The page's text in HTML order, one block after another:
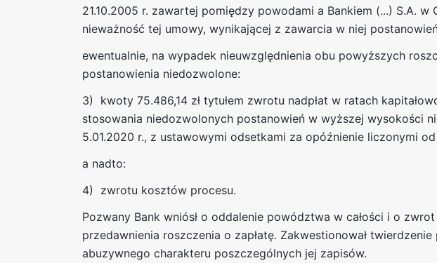
21.10.2005 r. zawartej pomiędzy powodami a Bankiem (...) S.A.
nieważność tej umowy, wynikającej z zawarcia w niej
ewentualnie, na wypadek nieuwzględnienia obu powyższych
postanowienia niedozwolone:
3) kwoty 75.486,14 zł tytułem zwrotu nadpłat w ratach
stosowania niedozwolonych postanowień w wyższej wysokości
5.01.2020 r., z ustawowymi odsetkami za opóźnienie liczonymi
a nadto:
4) zwrotu kosztów procesu.
Pozwany Bank wniósł o oddalenie powództwa w całości i o
przedawnienia roszczenia o zapłatę. Zakwestionował
abuzywnego charakteru poszczególnych jej zapisów.